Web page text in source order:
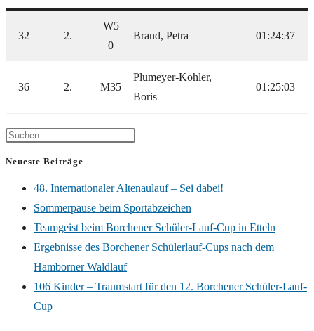
32 2.
W5
0
Brand, Petra 01:24:37
36 2. M35
Plumeyer-Köhler,
Boris
01:25:03
Neueste Beiträge
48. Internationaler Altenaulauf – Sei dabei!
Sommerpause beim Sportabzeichen
Teamgeist beim Borchener Schüler-Lauf-Cup in Etteln
Ergebnisse des Borchener Schülerlauf-Cups nach dem
Hamborner Waldlauf
106 Kinder – Traumstart für den 12. Borchener Schüler-Lauf-
Cup